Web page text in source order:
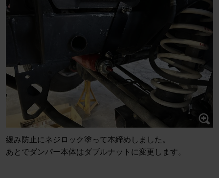
緩み防止にネジロック塗って本締めしました。
あとでダンパー本体はダブルナットに変更します。